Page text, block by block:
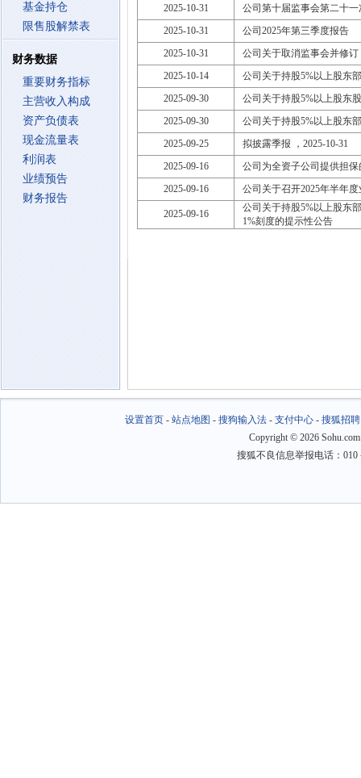
基金持仓
限售股解禁表
财务数据
重要财务指标
主营收入构成
资产负债表
现金流量表
利润表
业绩预告
财务报告
2025-10-31
公司第十届监事会第二十
2025-10-31
公司2025年第三季度报告
2025-10-31
公司关于取消监事会并修
2025-10-14
公司关于持股5%以上股东
2025-09-30
公司关于持股5%以上股东
2025-09-30
公司关于持股5%以上股东
2025-09-25
拟披露季报 ，2025-10-31
2025-09-16
公司为全资子公司提供担保
2025-09-16
公司关于召开2025年半年
2025-09-16
公司关于持股5%以上股东
1%刻度的提示性公告
设置首页- 站点地图 - 搜狗输入法- 支付中心- 搜狐招聘
Copyright © 2026
搜狐不良信息举报电话：010